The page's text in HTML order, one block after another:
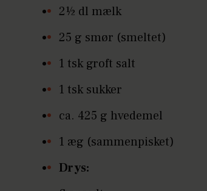
2½ dl mælk
25 g smør (smeltet)
1 tsk groft salt
1 tsk sukker
ca. 425 g hvedemel
1 æg (sammenpisket)
Drys: